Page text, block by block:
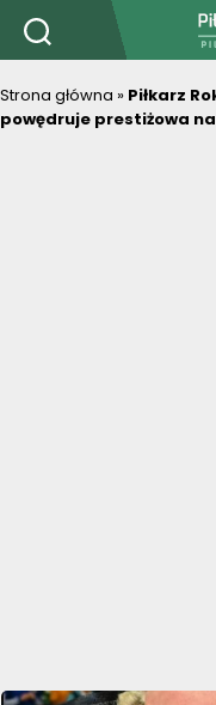
Strona główna » Piłkarz
powędruje prestiżowa